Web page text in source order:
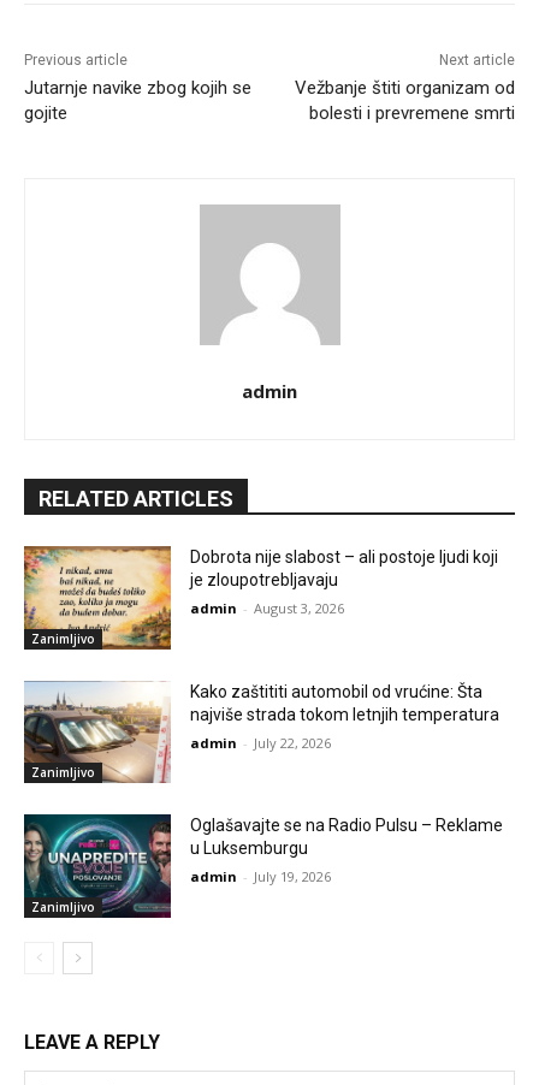
Previous article
Jutarnje navike zbog kojih se
gojite
Next article
Vežbanje štiti organizam od
bolesti i prevremene smrti
admin
RELATED ARTICLES
Zanimljivo
Dobrota nije slabost – ali postoje ljudi koji
je zloupotrebljavaju
admin - August 3, 2026
Zanimljivo
Kako zaštititi automobil od vrućine: Šta
najviše strada tokom letnjih temperatura
admin - July 22, 2026
Zanimljivo
Oglašavajte se na Radio Pulsu – Reklame
u Luksemburgu
admin - July 19, 2026
LEAVE A REPLY